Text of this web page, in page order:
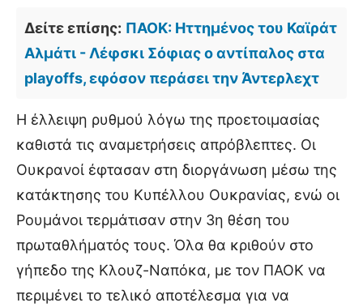
Δείτε επίσης: ΠΑΟΚ: Ηττημένος του Καϊράτ
Αλμάτι - Λέφσκι Σόφιας ο αντίπαλος στα
playoffs, εφόσον περάσει την Άντερλεχτ
Η έλλειψη ρυθμού λόγω της προετοιμασίας
καθιστά τις αναμετρήσεις απρόβλεπτες. Οι
Ουκρανοί έφτασαν στη διοργάνωση μέσω της
κατάκτησης του Κυπέλλου Ουκρανίας, ενώ οι
Ρουμάνοι τερμάτισαν στην 3η θέση του
πρωταθλήματός τους. Όλα θα κριθούν στο
γήπεδο της Κλουζ-Ναπόκα, με τον ΠΑΟΚ να
περιμένει το τελικό αποτέλεσμα για να